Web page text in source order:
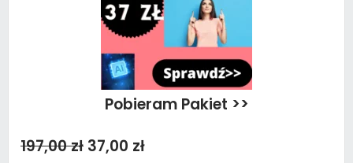
Pobieram Pakiet >>
197,00 zł 37,00 zł